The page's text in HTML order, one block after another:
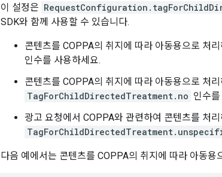
이 설정은
SDK와 함께 사용할 수 있습니다.
콘텐츠를 COPPA의 취지에 따라 아동용으로 처
인수를 사용하세요.
콘텐츠를 COPPA의 취지에 따라 아동용으로 처
TagForChildDirectedTreatment.no 인수
광고 요청에서 COPPA와 관련하여 콘텐츠를 처
다음 예에서는 콘텐츠를 COPPA의 취지에 따라 아동용